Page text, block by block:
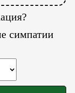
симпатии